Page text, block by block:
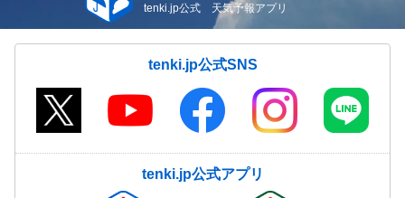
tenki.jp公式 天気予報アプリ
tenki.jp公式SNS
tenki.jp公式アプリ